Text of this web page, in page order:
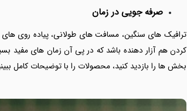
صرفه جویی در زمان
ترافیک های سنگین، مسافت های طولانی، پیاده روی
کردن هم آزار دهنده باشد که در پی آن زمان های مفید
بخش ها را بازدید کنید، محصولات را با توضیحات کامل